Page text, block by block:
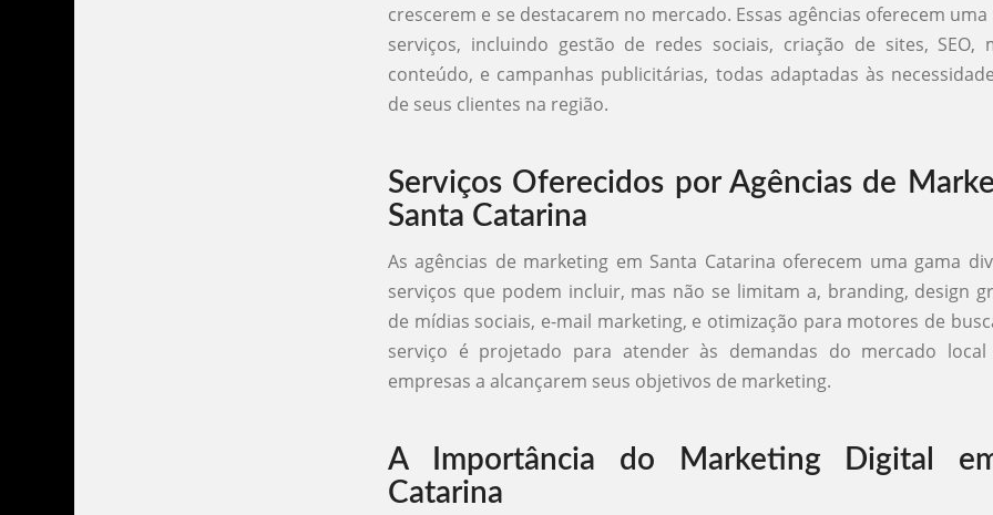
crescerem e se destacarem no mercado. Essas agências oferecem
serviços, incluindo gestão de redes sociais, criação de sites, SEO,
conteúdo, e campanhas publicitárias, todas adaptadas às
de seus clientes na região.
Serviços Oferecidos por Agências de
Santa Catarina
As agências de marketing em Santa Catarina oferecem uma gama
serviços que podem incluir, mas não se limitam a, branding, design
de mídias sociais, e-mail marketing, e otimização para motores de
serviço é projetado para atender às demandas do mercado
empresas a alcançarem seus objetivos de marketing.
A Importância do Marketing Digital
Catarina